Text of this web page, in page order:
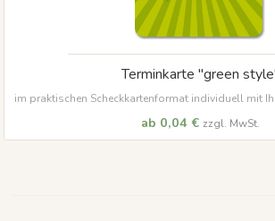
Terminkarte "green
im praktischen Scheckkartenformat individuell mit
ab 0,04 € zzgl. MwSt.